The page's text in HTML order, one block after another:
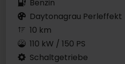
Benzin
Daytonagrau Perleffekt
10 km
110 kW / 150 PS
Schaltgetriebe